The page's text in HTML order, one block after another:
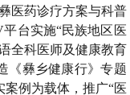
医药诊疗方案与科普
台实施“民族地区医
全科医师及健康教育
《彝乡健康行》专题
例为载体，推广“医